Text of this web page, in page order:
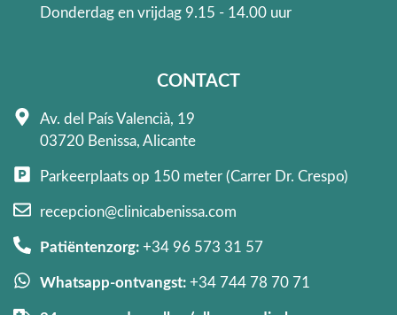
Donderdag en vrijdag 9.15 - 14.00 uur
CONTACT
Av. del País Valencià, 19
03720 Benissa, Alicante
Parkeerplaats op 150 meter (Carrer Dr. Crespo)
recepcion@clinicabenissa.com
Patiëntenzorg: +34 96 573 31 57
Whatsapp-ontvangst: +34 744 78 70 71